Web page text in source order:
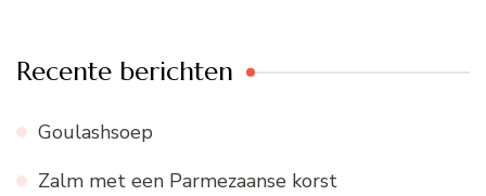
Recente berichten
Goulashsoep
Zalm met een Parmezaanse korst